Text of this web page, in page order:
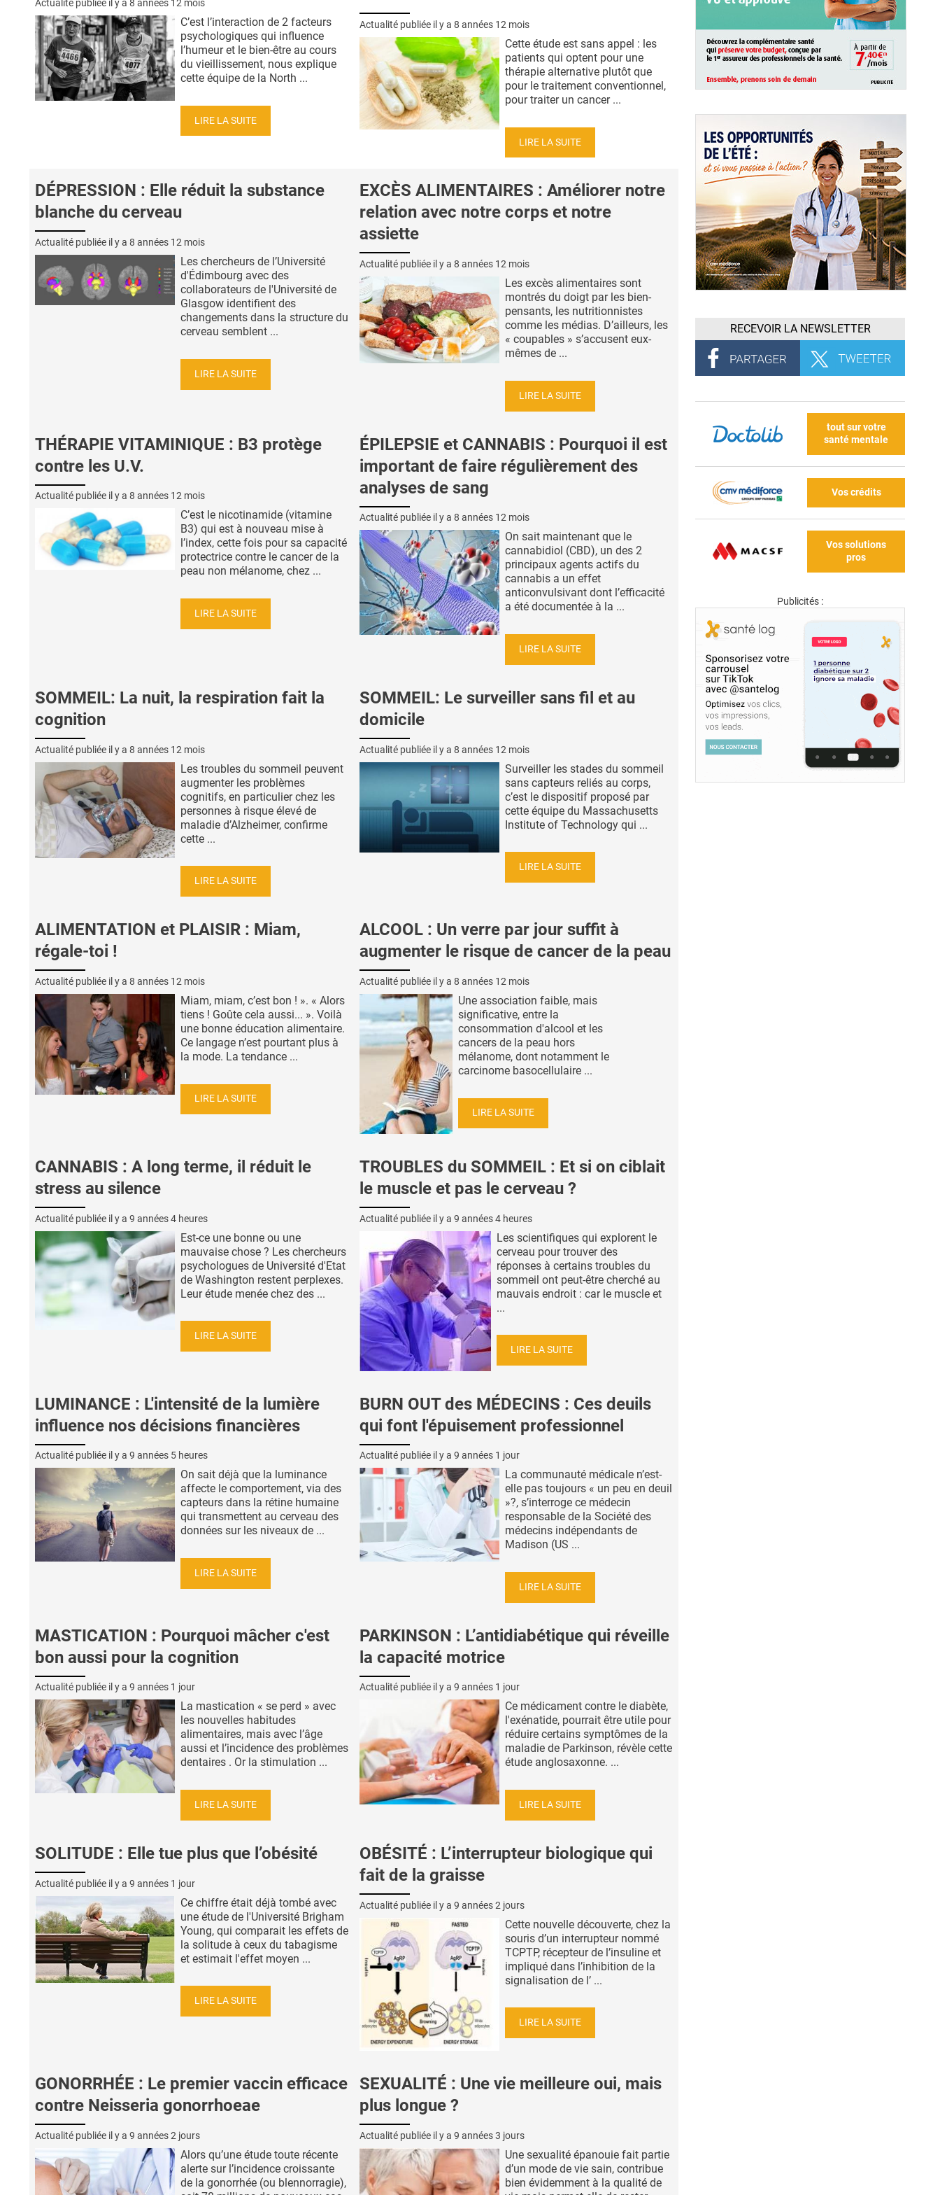
Actualité publiée il y a 8 années 12 mois
C’est l’interaction de 2 facteurs
psychologiques qui influence
l’humeur et le bien-être au cours
du vieillissement, nous explique
cette équipe de la North ...
LIRE LA SUITE
Actualité publiée il y a 8 années 12 mois
Cette étude est sans appel : les
patients qui optent pour une
thérapie alternative plutôt que
pour le traitement conventionnel,
pour traiter un cancer ...
LIRE LA SUITE
DÉPRESSION : Elle réduit la substance
blanche du cerveau
Actualité publiée il y a 8 années 12 mois
Les chercheurs de l’Université
d'Édimbourg avec des
collaborateurs de l'Université de
Glasgow identifient des
changements dans la structure du
cerveau semblent ...
LIRE LA SUITE
EXCÈS ALIMENTAIRES : Améliorer notre
relation avec notre corps et notre
assiette
Actualité publiée il y a 8 années 12 mois
Les excès alimentaires sont
montrés du doigt par les bien-
pensants, les nutritionnistes
comme les médias. D’ailleurs, les
« coupables » s’accusent eux-
mêmes de ...
LIRE LA SUITE
THÉRAPIE VITAMINIQUE : B3 protège
contre les U.V.
Actualité publiée il y a 8 années 12 mois
C’est le nicotinamide (vitamine
B3) qui est à nouveau mise à
l’index, cette fois pour sa capacité
protectrice contre le cancer de la
peau non mélanome, chez ...
LIRE LA SUITE
ÉPILEPSIE et CANNABIS : Pourquoi il est
important de faire régulièrement des
analyses de sang
Actualité publiée il y a 8 années 12 mois
On sait maintenant que le
cannabidiol (CBD), un des 2
principaux agents actifs du
cannabis a un effet
anticonvulsivant dont l’efficacité
a été documentée à la ...
LIRE LA SUITE
SOMMEIL: La nuit, la respiration fait la
cognition
Actualité publiée il y a 8 années 12 mois
Les troubles du sommeil peuvent
augmenter les problèmes
cognitifs, en particulier chez les
personnes à risque élevé de
maladie d’Alzheimer, confirme
cette ...
LIRE LA SUITE
SOMMEIL: Le surveiller sans fil et au
domicile
Actualité publiée il y a 8 années 12 mois
Surveiller les stades du sommeil
sans capteurs reliés au corps,
c’est le dispositif proposé par
cette équipe du Massachusetts
Institute of Technology qui ...
LIRE LA SUITE
ALIMENTATION et PLAISIR : Miam,
régale-toi !
Actualité publiée il y a 8 années 12 mois
Miam, miam, c’est bon ! ». « Alors
tiens ! Goûte cela aussi... ». Voilà
une bonne éducation alimentaire.
Ce langage n’est pourtant plus à
la mode. La tendance ...
LIRE LA SUITE
ALCOOL : Un verre par jour suffit à
augmenter le risque de cancer de la peau
Actualité publiée il y a 8 années 12 mois
Une association faible, mais
significative, entre la
consommation d'alcool et les
cancers de la peau hors
mélanome, dont notamment le
carcinome basocellulaire ...
LIRE LA SUITE
CANNABIS : A long terme, il réduit le
stress au silence
Actualité publiée il y a 9 années 4 heures
Est-ce une bonne ou une
mauvaise chose ? Les chercheurs
psychologues de Université d'Etat
de Washington restent perplexes.
Leur étude menée chez des ...
LIRE LA SUITE
TROUBLES du SOMMEIL : Et si on ciblait
le muscle et pas le cerveau ?
Actualité publiée il y a 9 années 4 heures
Les scientifiques qui explorent le
cerveau pour trouver des
réponses à certains troubles du
sommeil ont peut-être cherché au
mauvais endroit : car le muscle et
...
LIRE LA SUITE
LUMINANCE : L'intensité de la lumière
influence nos décisions financières
Actualité publiée il y a 9 années 5 heures
On sait déjà que la luminance
affecte le comportement, via des
capteurs dans la rétine humaine
qui transmettent au cerveau des
données sur les niveaux de ...
LIRE LA SUITE
BURN OUT des MÉDECINS : Ces deuils
qui font l'épuisement professionnel
Actualité publiée il y a 9 années 1 jour
La communauté médicale n’est-
elle pas toujours « un peu en deuil
»?, s’interroge ce médecin
responsable de la Société des
médecins indépendants de
Madison (US ...
LIRE LA SUITE
MASTICATION : Pourquoi mâcher c'est
bon aussi pour la cognition
Actualité publiée il y a 9 années 1 jour
La mastication « se perd » avec
les nouvelles habitudes
alimentaires, mais avec l’âge
aussi et l’incidence des problèmes
dentaires . Or la stimulation ...
LIRE LA SUITE
PARKINSON : L’antidiabétique qui réveille
la capacité motrice
Actualité publiée il y a 9 années 1 jour
Ce médicament contre le diabète,
l'exénatide, pourrait être utile pour
réduire certains symptômes de la
maladie de Parkinson, révèle cette
étude anglosaxonne. ...
LIRE LA SUITE
SOLITUDE : Elle tue plus que l’obésité
Actualité publiée il y a 9 années 1 jour
Ce chiffre était déjà tombé avec
une étude de l'Université Brigham
Young, qui comparait les effets de
la solitude à ceux du tabagisme
et estimait l'effet moyen ...
LIRE LA SUITE
OBÉSITÉ : L’interrupteur biologique qui
fait de la graisse
Actualité publiée il y a 9 années 2 jours
Cette nouvelle découverte, chez la
souris d’un interrupteur nommé
TCPTP, récepteur de l’insuline et
impliqué dans l’inhibition de la
signalisation de l’ ...
LIRE LA SUITE
GONORRHÉE : Le premier vaccin efficace
contre Neisseria gonorrhoeae
Actualité publiée il y a 9 années 2 jours
Alors qu’une étude toute récente
alerte sur l’incidence croissante
de la gonorrhée (ou blennorragie),
SEXUALITÉ : Une vie meilleure oui, mais
plus longue ?
Actualité publiée il y a 9 années 3 jours
Une sexualité épanouie fait partie
d’un mode de vie sain, contribue
bien évidemment à la qualité de
RECEVOIR LA NEWSLETTER
tout sur votre
santé mentale
Vos crédits
Vos solutions
pros
Publicités :